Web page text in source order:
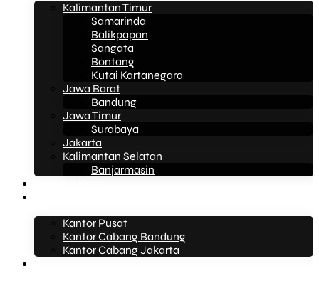
Kalimantan Timur
Samarinda
Balikpapan
Sangata
Bontang
Kutai Kartanegara
Jawa Barat
Bandung
Jawa Timur
Surabaya
Jakarta
Kalimantan Selatan
Banjarmasin
Kantor Pusat
Kantor Cabang Bandung
Kantor Cabang Jakarta